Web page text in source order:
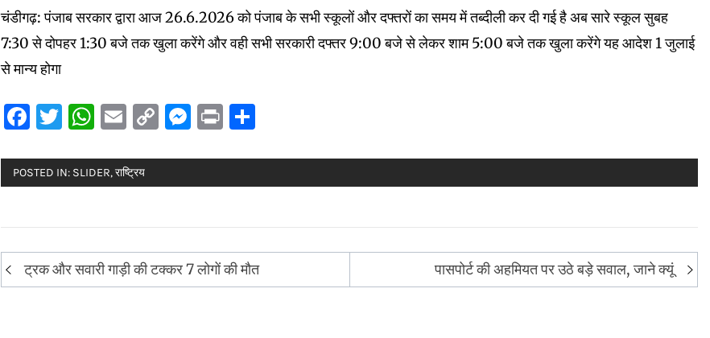
चंडीगढ़: पंजाब सरकार द्वारा आज 26.6.2026 को पंजाब के सभी स्कूलों और दफ्तरों का समय में तब्दीली कर दी गई है अब सारे स्कूल सुबह
7:30 से दोपहर 1:30 बजे तक खुला करेंगे और वही सभी सरकारी दफ्तर 9:00 बजे से लेकर शाम 5:00 बजे तक खुला करेंगे यह आदेश 1 जुलाई
से मान्य होगा
Facebook
Twitter
WhatsApp
Email
CopyMessenger
Print
POSTED IN: SLIDER,राष्ट्रिय
Post
navigation
ट्रक और सवारी गाड़ी की टक्कर 7 लोगों की मौत पासपोर्ट की अहमियत पर उठे बड़े सवाल, जाने क्यूं